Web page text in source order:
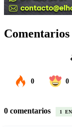
Comentarios